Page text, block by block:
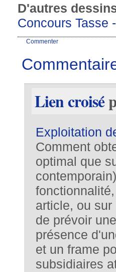
D'autres
Concours Tasse
Commenter
Lien croisé
Exploitation
Comment
optimal que
article, ou
de prévoir
présence
et un frame
subsidiaires